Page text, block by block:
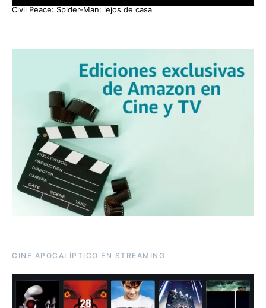
Civil Peace: Spider-Man: lejos de casa
CINE APOCALÍPTICO EN STREAMING